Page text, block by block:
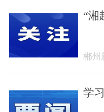
“湘
郴州
学